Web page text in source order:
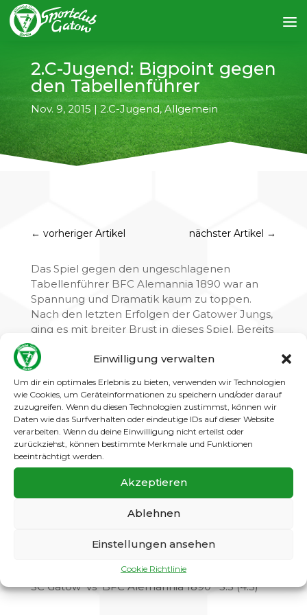
Einwilligung verwalten
Um dir ein optimales Erlebnis zu bieten, verwenden wir Technologien
wie Cookies, um Geräteinformationen zu speichern und/oder darauf
zuzugreifen. Wenn du diesen Technologien zustimmst, können wir
Daten wie das Surfverhalten oder eindeutige IDs auf dieser Website
verarbeiten. Wenn du deine Einwilligung nicht erteilst oder
zurückziehst, können bestimmte Merkmale und Funktionen
beeinträchtigt werden.
Akzeptieren
Ablehnen
Einstellungen ansehen
Cookie Richtlinie
2.C-Jugend: Bigpoint gegen
den Tabellenführer
Nov. 9, 2015| 2.C-Jugend,Allgemein
← vorheriger Artikel nächster Artikel →
Das Spiel gegen den ungeschlagenen
Tabellenführer BFC Alemannia 1890 war an
Spannung und Dramatik kaum zu toppen.
Nach den letzten Erfolgen der Gatower Jungs,
ging es mit breiter Brust in dieses Spiel. Bereits
nach einer Minute Vollgas stand es 1:0 für den
SCG. Doch der Gegner ließ insbesondere
durch Fernschüsse den Vorsprung der
Gatower nicht zu groß werden. So stand es zur
Halbzeit 4:3 für den SCG.
Zur zweiten Hälfte glänzte der Gegner neben
seiner spielerischen Qualitäten insbesondere
durch verbale Attacken, als auch durch
übertriebene Härte. Kurz vor Ende des Spiels
ging der BFC sogar mit 4:5 in Führung. Aber
letzten Minute wenigstens für den mehr als
SC Gatow vs BFC Alemannia 1890 5:5 (4:3)